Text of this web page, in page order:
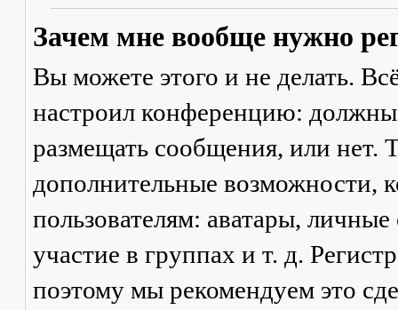
Зачем мне вообще нужно
Вы можете этого и не делать.
настроил конференцию: должны
размещать сообщения, или нет.
дополнительные возможности,
пользователям: аватары,
участие в группах и т. д.
поэтому мы рекомендуем это